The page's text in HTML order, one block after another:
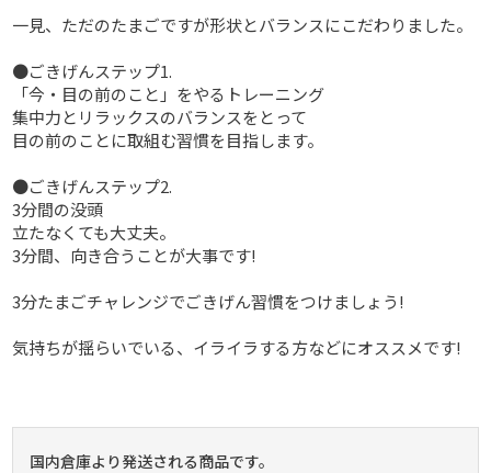
一見、ただのたまごですが形状とバランスにこだわりました。
●ごきげんステップ1.
「今・目の前のこと」をやるトレーニング
集中力とリラックスのバランスをとって
目の前のことに取組む習慣を目指します。
●ごきげんステップ2.
3分間の没頭
立たなくても大丈夫。
3分間、向き合うことが大事です!
3分たまごチャレンジでごきげん習慣をつけましょう!
気持ちが揺らいでいる、イライラする方などにオススメです!
国内倉庫より発送される商品です。